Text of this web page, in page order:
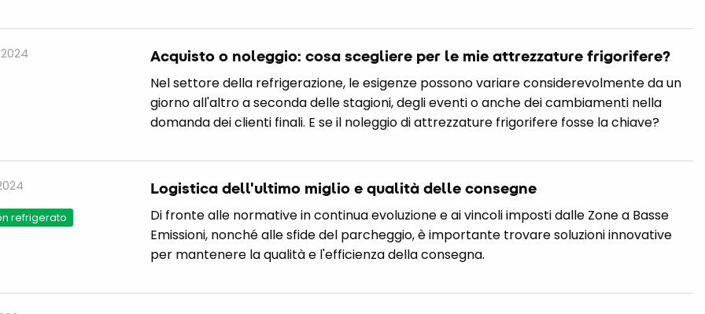
Acquisto o noleggio: cosa scegliere per le mie attrezzature frigorifere?
Nel settore della refrigerazione, le esigenze possono variare considerevolmente da un
giorno all'altro a seconda delle stagioni, degli eventi o anche dei cambiamenti nella
domanda dei clienti finali. E se il noleggio di attrezzature frigorifere fosse la chiave?
refrigerato
Logistica dell'ultimo miglio e qualità delle consegne
Di fronte alle normative in continua evoluzione e ai vincoli imposti dalle Zone a Basse
Emissioni, nonché alle sfide del parcheggio, è importante trovare soluzioni innovative
per mantenere la qualità e l'efficienza della consegna.